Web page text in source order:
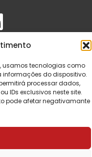
usamos tecnologias como
do dispositivo.
processar dados,
IDs exclusivos neste site.
pode afetar negativamante
Todos os